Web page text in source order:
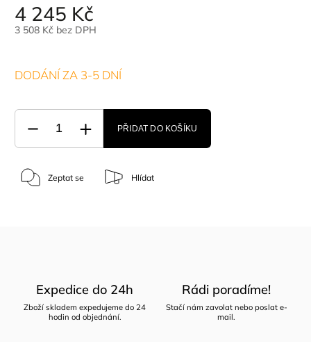
4 245 Kč
3 508 Kč bez DPH
DODÁNÍ ZA 3-5 DNÍ
PŘIDAT DO KOŠÍKU
Zeptat se Hlídat
Expedice do 24h
Zboží skladem expedujeme do 24
hodin od objednání.
Rádi poradíme!
Stačí nám zavolat nebo poslat e-
mail.